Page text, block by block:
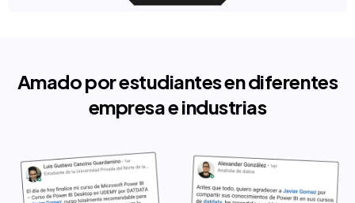
Amado por estudiantes en diferentes
empresa e industrias